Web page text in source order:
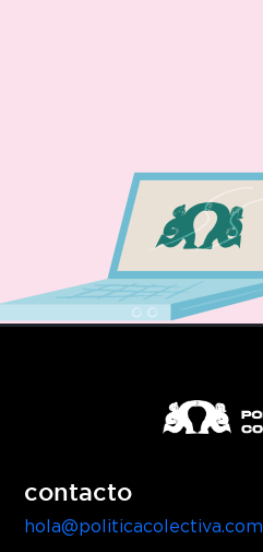
contacto
hola@politicacolectiva.com